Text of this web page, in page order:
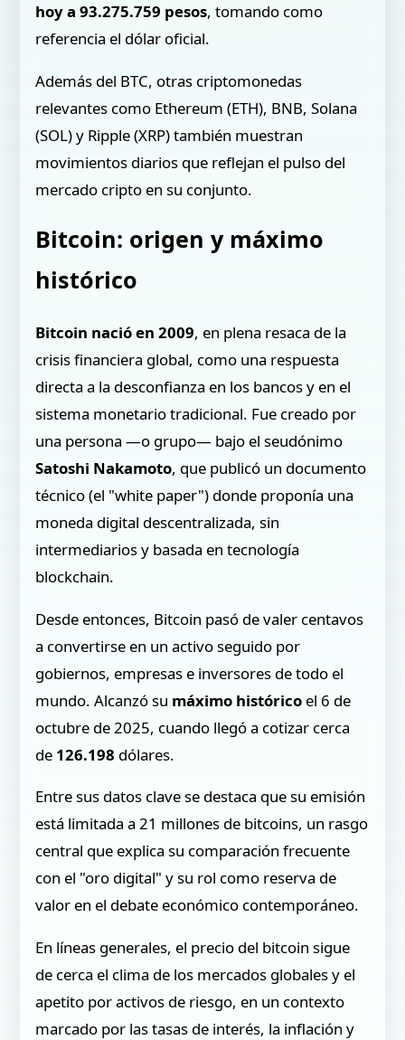
hoy a 93.275.759 pesos, tomando como
referencia el dólar oficial.
Además del BTC, otras criptomonedas
relevantes como Ethereum (ETH), BNB, Solana
(SOL) y Ripple (XRP) también muestran
movimientos diarios que reflejan el pulso del
mercado cripto en su conjunto.
Bitcoin: origen y máximo
histórico
Bitcoin nació en 2009, en plena resaca de la
crisis financiera global, como una respuesta
directa a la desconfianza en los bancos y en el
sistema monetario tradicional. Fue creado por
una persona —o grupo— bajo el seudónimo
Satoshi Nakamoto, que publicó un documento
técnico (el "white paper") donde proponía una
moneda digital descentralizada, sin
intermediarios y basada en tecnología
blockchain.
Desde entonces, Bitcoin pasó de valer centavos
a convertirse en un activo seguido por
gobiernos, empresas e inversores de todo el
mundo. Alcanzó su máximo histórico el 6 de
octubre de 2025, cuando llegó a cotizar cerca
de 126.198 dólares.
Entre sus datos clave se destaca que su emisión
está limitada a 21 millones de bitcoins, un rasgo
central que explica su comparación frecuente
con el "oro digital" y su rol como reserva de
valor en el debate económico contemporáneo.
En líneas generales, el precio del bitcoin sigue
de cerca el clima de los mercados globales y el
apetito por activos de riesgo, en un contexto
marcado por las tasas de interés, la inflación y